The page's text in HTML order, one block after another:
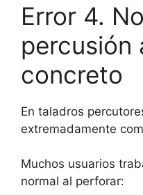
Error 4.
percusión
concreto
En taladros
extremadamente
Muchos usuarios
normal al perforar: